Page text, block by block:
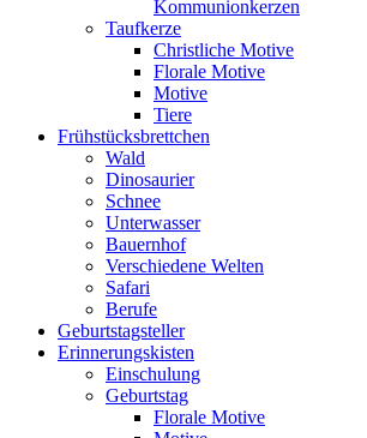
Kommunionkerzen
Taufkerze
Christliche Motive
Florale Motive
Motive
Tiere
Frühstücksbrettchen
Wald
Dinosaurier
Schnee
Unterwasser
Bauernhof
Verschiedene Welten
Safari
Berufe
Geburtstagsteller
Erinnerungskisten
Einschulung
Geburtstag
Florale Motive